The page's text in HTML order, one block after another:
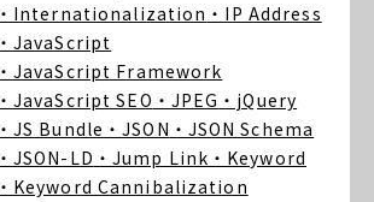
・Internationalization ・IP Address
・JavaScript
・JavaScript Framework
・JavaScript SEO ・JPEG ・jQuery
・JS Bundle ・JSON ・JSON Schema
・JSON-LD ・Jump Link ・Keyword
・Keyword Cannibalization